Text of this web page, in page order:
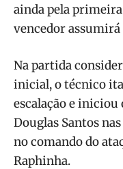
ainda pela
vencedor
Na partida
inicial, o técnico
escalação e
Douglas Santos
no comando do
Raphinha.